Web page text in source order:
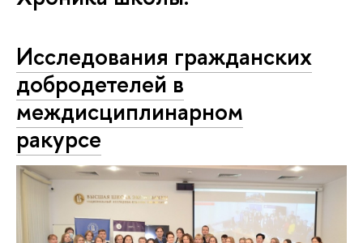
Исследования гражданских
добродетелей в
междисциплинарном
ракурсе